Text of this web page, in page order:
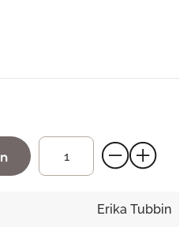
Erika Tubbin